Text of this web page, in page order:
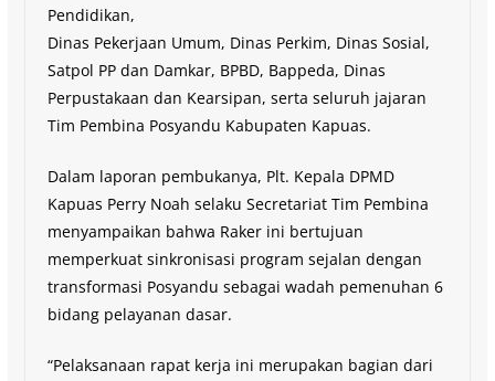
Pendidikan,
Dinas Pekerjaan Umum, Dinas Perkim, Dinas Sosial,
Satpol PP dan Damkar, BPBD, Bappeda, Dinas
Perpustakaan dan Kearsipan, serta seluruh jajaran
Tim Pembina Posyandu Kabupaten Kapuas.
Dalam laporan pembukanya, Plt. Kepala DPMD
Kapuas Perry Noah selaku Secretariat Tim Pembina
menyampaikan bahwa Raker ini bertujuan
memperkuat sinkronisasi program sejalan dengan
transformasi Posyandu sebagai wadah pemenuhan 6
bidang pelayanan dasar.
“Pelaksanaan rapat kerja ini merupakan bagian dari